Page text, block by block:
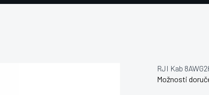
Možnosti
RJI Kab